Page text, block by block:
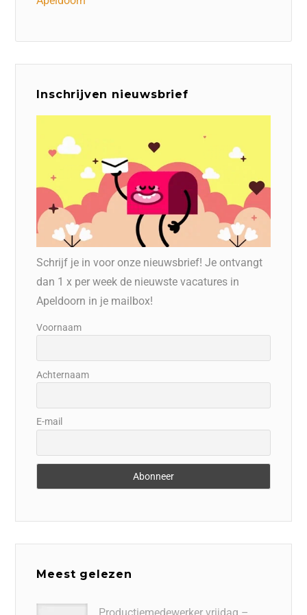
Inschrijven nieuwsbrief
Schrijf je in voor onze nieuwsbrief! Je ontvangt
dan 1 x per week de nieuwste vacatures in
Apeldoorn in je mailbox!
Voornaam
Achternaam
E-mail
Meest gelezen